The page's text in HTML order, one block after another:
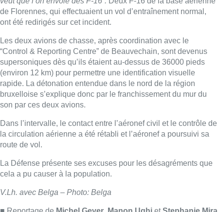
la circulation aérienne a été rétabli et l’aéronef a poursuivi sa
route de vol.
cela a pu causer à la population.
V.Lh. avec Belga – Photo: Belga
■ Reportage deMichel Geyer, Manon Ughi et Stephanie Mira
Lire aussi :
Un nouveau club de MMA ouvre
ses portes à Evere : “C’est pas
comme on voit à la télé”